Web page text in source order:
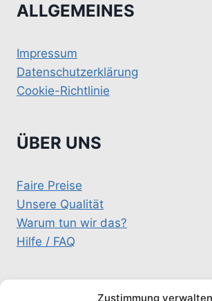
Zustimmung verwalten
ALLGEMEINES
Impressum
Datenschutzerklärung
Cookie-Richtlinie
ÜBER UNS
Faire Preise
Unsere Qualität
Warum tun wir das?
Hilfe / FAQ
KONTAKT